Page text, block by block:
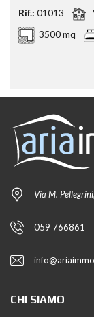
Rif.: 01013
3500 mq
Via M.
059 766861
CHI SIAMO